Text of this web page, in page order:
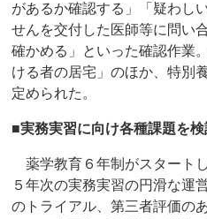
があるか確認する」「疑わし
せんを交付した医師等に問い
確かめる」といった確認作業
ける者の居宅」のほか、特別
定められた。
■実務実習に向け各種課題を
薬学教育６年制がスタート
５年次の実務実習の円滑な運
のトライアル、第三者評価の